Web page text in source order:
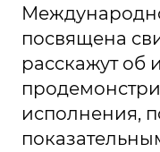
посвящена
расскажут об
исполнения,